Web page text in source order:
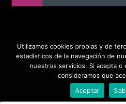
Copyright 2026 — Todos los
Contreras
Utilizamos cookies propias y de
estadísticos de la navegación de
nuestros servicios. Si acepta o
consideramos que
Aceptar